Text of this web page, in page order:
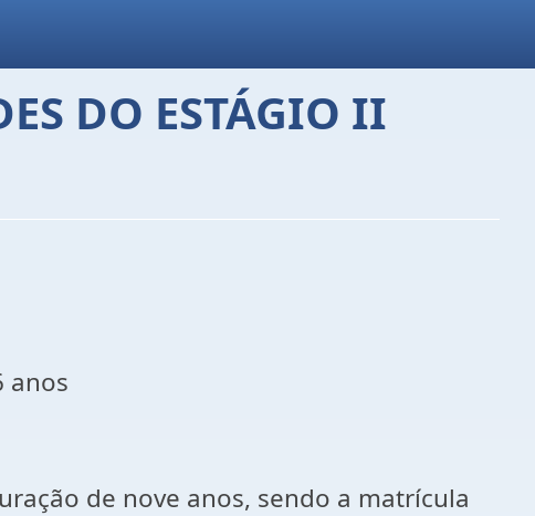
DO ESTÁGIO II
anos
de nove anos, sendo a matrícula